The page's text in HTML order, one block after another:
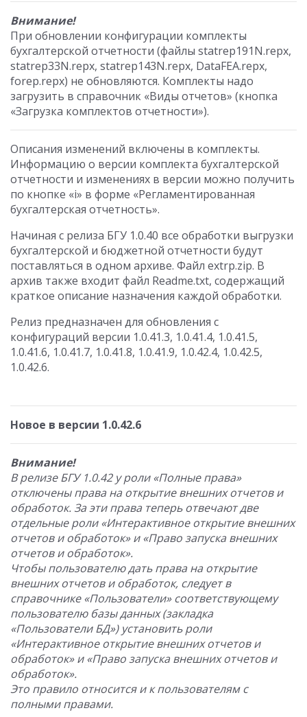
Внимание!
При обновлении конфигурации комплекты
бухгалтерской отчетности (файлы statrep191N.repx,
statrep33N.repx, statrep143N.repx, DataFEA.repx,
forep.repx) не обновляются. Комплекты надо
загрузить в справочник «Виды отчетов» (кнопка
«Загрузка комплектов отчетности»).
Описания изменений включены в комплекты.
Информацию о версии комплекта бухгалтерской
отчетности и изменениях в версии можно получить
по кнопке «i» в форме «Регламентированная
бухгалтерская отчетность».
Начиная с релиза БГУ 1.0.40 все обработки выгрузки
бухгалтерской и бюджетной отчетности будут
поставляться в одном архиве. Файл extrp.zip. В
архив также входит файл Readme.txt, содержащий
краткое описание назначения каждой обработки.
Релиз предназначен для обновления с
конфигураций версии 1.0.41.3, 1.0.41.4, 1.0.41.5,
1.0.41.6, 1.0.41.7, 1.0.41.8, 1.0.41.9, 1.0.42.4, 1.0.42.5,
1.0.42.6.
Новое в версии 1.0.42.6
Внимание!
В релизе БГУ 1.0.42 у роли «Полные права»
отключены права на открытие внешних отчетов и
обработок. За эти права теперь отвечают две
отдельные роли «Интерактивное открытие внешних
отчетов и обработок» и «Право запуска внешних
отчетов и обработок».
Чтобы пользователю дать права на открытие
внешних отчетов и обработок, следует в
справочнике «Пользователи» соответствующему
пользователю базы данных (закладка
«Пользователи БД») установить роли
«Интерактивное открытие внешних отчетов и
обработок» и «Право запуска внешних отчетов и
обработок».
Это правило относится и к пользователям с
полными правами.